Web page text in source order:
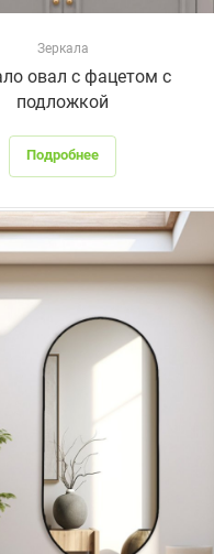
Зеркала
овал с фацетом с
подложкой
Подробнее